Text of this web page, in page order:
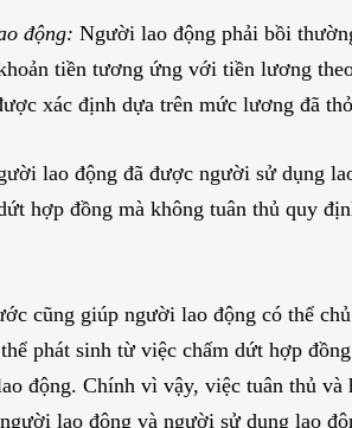
động: Người lao động phải bồi
tiền tương ứng với tiền lương
xác định dựa trên mức lương đã
lao động đã được người sử dụng
hợp đồng mà không tuân thủ quy
cũng giúp người lao động có thể
phát sinh từ việc chấm dứt hợp
động. Chính vì vậy, việc tuân thủ
lao động và người sử dụng lao